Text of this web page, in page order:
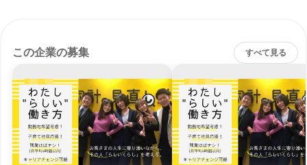
この企業の募集 すべて見る